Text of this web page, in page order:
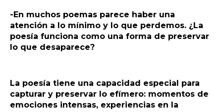
-En muchos poemas parece haber una
atención a lo mínimo y lo que perdemos. ¿La
poesía funciona como una forma de preservar
lo que desaparece?
La poesía tiene una capacidad especial para
capturar y preservar lo efímero: momentos de
emociones intensas, experiencias en la